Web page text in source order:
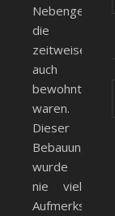
Nebengebäude,
die
zeitweise
auch
bewohnt
waren.
Dieser
Bebauung
wurde
nie viel
Aufmerksamkeit